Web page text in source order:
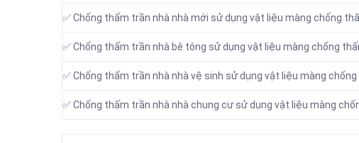
✅ Chống thấm trần nhà nhà mới sử dụng vật liệu màng chống
✅ Chống thấm trần nhà bê tông sử dụng vật liệu màng chống
✅ Chống thấm trần nhà nhà vệ sinh sử dụng vật liệu màng
✅ Chống thấm trần nhà nhà chung cư sử dụng vật liệu màng